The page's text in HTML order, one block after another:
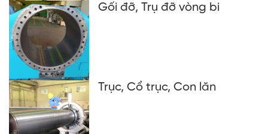
Gối đỡ, Trụ đỡ vòng bi
Trục, Cổ trục, Con lăn